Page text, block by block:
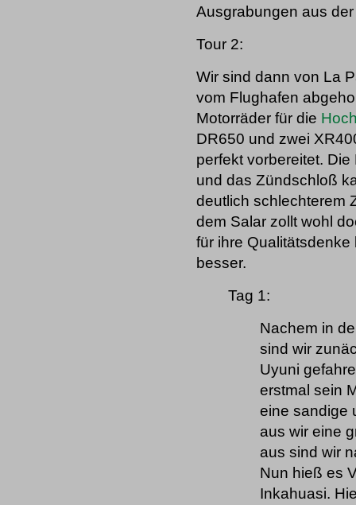
Ausgrabungen aus
Tour 2:
Wir sind dann von La
vom Flughafen
Motorräder für die
DR650 und zwei
perfekt vorbereitet.
und das Zündschloß
deutlich schlechterem
dem Salar zollt wohl
für ihre
besser.
Tag 1:
Nachem in
sind wir
Uyuni
erstmal sein
eine sandige
aus wir eine
aus sind wir
Nun hieß es
Inkahuasi.